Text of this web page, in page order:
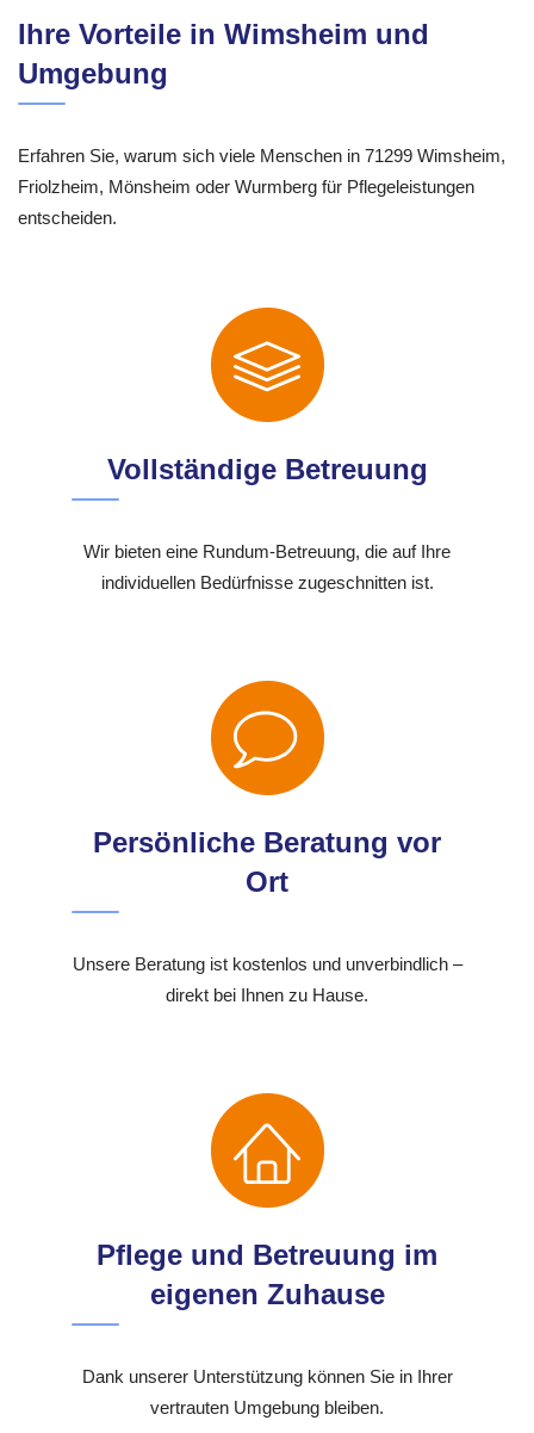
Ihre Vorteile in Wimsheim und
Umgebung
Erfahren Sie, warum sich viele Menschen in 71299 Wimsheim,
Friolzheim, Mönsheim oder Wurmberg für Pflegeleistungen
entscheiden.
Vollständige Betreuung
Wir bieten eine Rundum-Betreuung, die auf Ihre
individuellen Bedürfnisse zugeschnitten ist.
Persönliche Beratung vor
Ort
Unsere Beratung ist kostenlos und unverbindlich –
direkt bei Ihnen zu Hause.
Pflege und Betreuung im
eigenen Zuhause
Dank unserer Unterstützung können Sie in Ihrer
vertrauten Umgebung bleiben.